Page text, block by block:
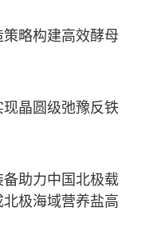
略构建高效酵母
晶圆级弛豫反铁
助力中国北极载
极海域营养盐高